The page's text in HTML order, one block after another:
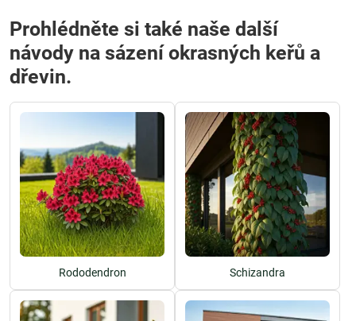
Prohlédněte si také naše další
návody na sázení okrasných keřů a
dřevin.
Rododendron Schizandra